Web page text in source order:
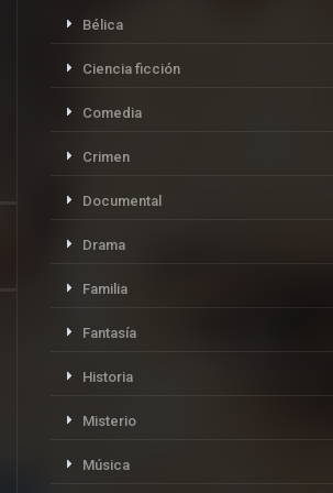
Bélica
Ciencia ficción
Comedia
Crimen
Documental
Drama
Familia
Fantasía
Historia
Misterio
Música